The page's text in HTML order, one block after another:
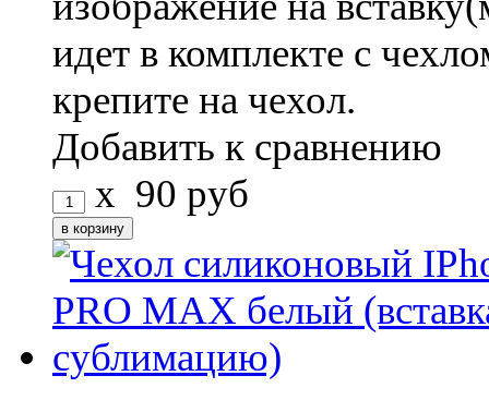
идет в комплекте с
крепите на чехол.
Добавить к сравнению
x 90 руб